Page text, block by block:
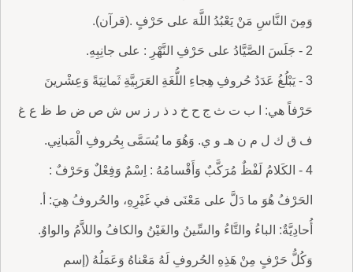
وَمِنَ النَّاسِ مَنْ يَعْبُدُ اللَّهَ على حَرْفٍ .(قرآن).
2 - جَلَسَ الصَّيَّادُ على حَرْفِ النَّهْرِ : على جانِبِهِ.
3 - يَبْلُغُ عَدَدُ حُروفِ هِجاءِ اللُّغَةِ العَرَبِيَّةِ ثَمانِيَةً وَعِشْرينَ
حَرْفاً هي: ا ب ت ث ج ح خ د ذ ر ز س ش ص ض ط ظ ع غ
ف ق ك ل م ن هـ و ي. وَهُوَ ما يُسَمَّى بِحُروفِ الْمَبانِي.
4 - الكَلامُ لَفْظٌ مُرَكَّبٌ وَأَقْسامُهُ : اِسْمٌ وَفِعْلٌ وَحَرْفٌ :
الحَرْفُ هُوَ ما دَلَّ على مَعْنَى في غَيْرِهِ، والحُروفُ هِيَ: أ.
أُحادِيَّةٌ: الباءُ والتَّاءُ والسِّينُ والغَيْنُ والكافُ واللاَّمُ والواوُ.
وَكُلُّ حَرْفٍ مِنْ هَذِهِ الحُروفِ لَهُ مَعْناهُ وَعَمَلُهُ (إسم